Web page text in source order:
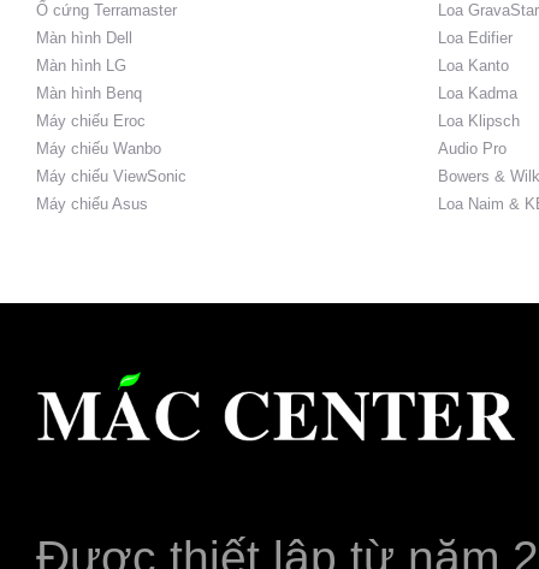
Ổ cứng Terramaster
Màn hình Dell
Màn hình LG
Màn hình Benq
Máy chiếu Eroc
Máy chiếu Wanbo
Máy chiếu ViewSonic
Máy chiếu Asus
Loa GravaStar
Loa Edifier
Loa Kanto
Loa Kadma
Loa Klipsch
Audio Pro
Bowers &
Loa Naim &
Được thiết lập từ năm